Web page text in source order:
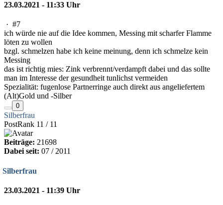
23.03.2021 - 11:33 Uhr
· #7
ich würde nie auf die Idee kommen, Messing mit scharfer Flamme
löten zu wollen
bzgl. schmelzen habe ich keine meinung, denn ich schmelze kein
Messing
das ist richtig mies: Zink verbrennt/verdampft dabei und das sollte
man im Interesse der gesundheit tunlichst vermeiden
Spezialität: fugenlose Partnerringe auch direkt aus angeliefertem
(Alt)Gold und -Silber
0
Silberfrau
PostRank 11 / 11
Beiträge: 21698
Dabei seit: 07 / 2011
Silberfrau
23.03.2021 - 11:39 Uhr